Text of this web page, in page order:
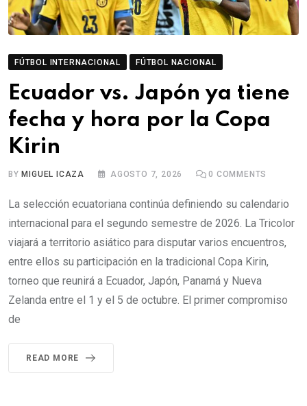
FÚTBOL INTERNACIONAL FÚTBOL NACIONAL
Ecuador vs. Japón ya tiene
fecha y hora por la Copa
Kirin
BYMIGUEL ICAZA AGOSTO 7, 2026 0 COMMENTS
La selección ecuatoriana continúa definiendo su calendario
internacional para el segundo semestre de 2026. La Tricolor
viajará a territorio asiático para disputar varios encuentros,
entre ellos su participación en la tradicional Copa Kirin,
torneo que reunirá a Ecuador, Japón, Panamá y Nueva
Zelanda entre el 1 y el 5 de octubre. El primer compromiso
de
READ MORE